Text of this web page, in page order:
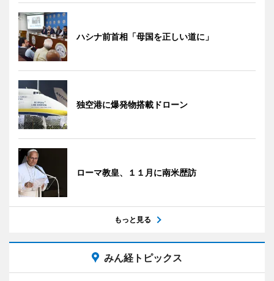
ハシナ前首相「母国を正しい道に」
独空港に爆発物搭載ドローン
ローマ教皇、１１月に南米歴訪
もっと見る
みん経トピックス